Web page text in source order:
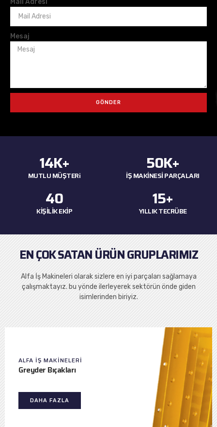
Mail Adresi
Mesaj
GÖNDER
MUTLU MÜŞTERi
14K+
İŞ MAKİNESİ PARÇALARI
50K+
KİŞİLİK EKİP
40
YILLIK TECRÜBE
15+
EN ÇOK SATAN ÜRÜN GRUPLARIMIZ
Alfa İş Makineleri olarak sizlere en iyi parçaları sağlamaya
çalışmaktayız. bu yönde ilerleyerek sektörün önde giden
isimlerinden biriyiz.
ALFA IŞ MAKINELERI
Greyder Bıçakları
DAHA FAZLA